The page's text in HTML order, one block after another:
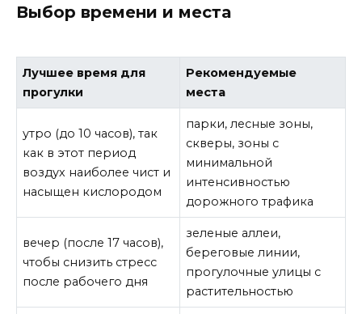
Выбор времени и места
Лучшее время для
прогулки
Рекомендуемые
места
утро (до 10 часов), так
как в этот период
воздух наиболее чист и
насыщен кислородом
парки, лесные зоны,
скверы, зоны с
минимальной
интенсивностью
дорожного трафика
вечер (после 17 часов),
чтобы снизить стресс
после рабочего дня
зеленые аллеи,
береговые линии,
прогулочные улицы с
растительностью